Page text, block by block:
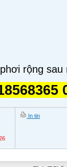
rộng sau
In tin